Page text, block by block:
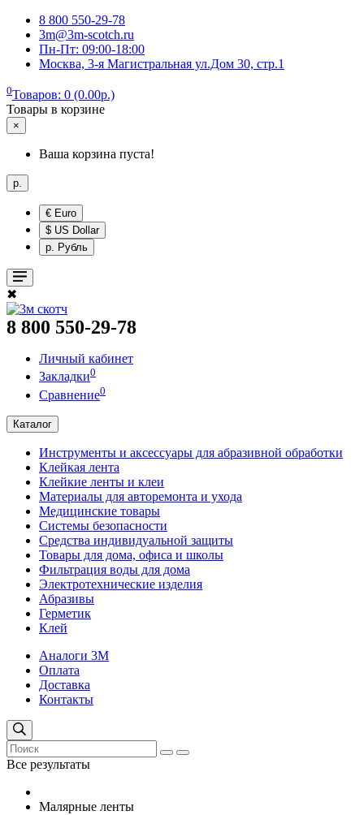
8 800 550-29-78
3m@3m-scotch.ru
Пн-Пт: 09:00-18:00
Москва, 3-я Магистральная ул.Дом 30, стр.1
0Товаров: 0 (0.00р.)
Товары в корзине
×
Ваша корзина пуста!
р.
€ Euro
$ US Dollar
р. Рубль
✖
8 800 550-29-78
Личный кабинет
Закладки0
Сравнение0
Каталог
Инструменты и аксессуары для абразивной обработки
Клейкая лента
Клейкие ленты и клеи
Материалы для авторемонта и ухода
Медицинские товары
Системы безопасности
Средства индивидуальной защиты
Товары для дома, офиса и школы
Фильтрация воды для дома
Электротехнические изделия
Абразивы
Герметик
Клей
Аналоги 3М
Оплата
Доставка
Контакты
Все результаты
Малярные ленты